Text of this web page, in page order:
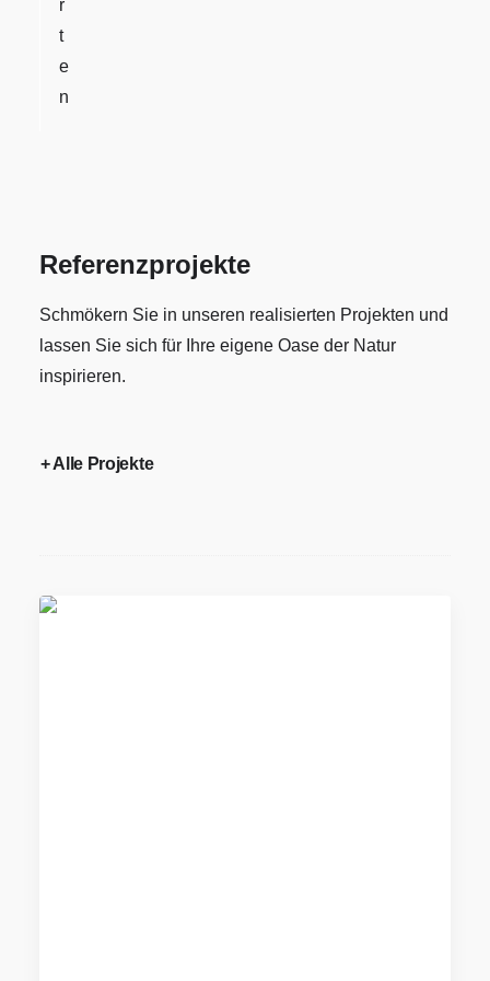
r
t
e
n
Referenzprojekte
Schmökern Sie in unseren realisierten Projekten und
lassen Sie sich für Ihre eigene Oase der Natur
inspirieren.
+ Alle Projekte